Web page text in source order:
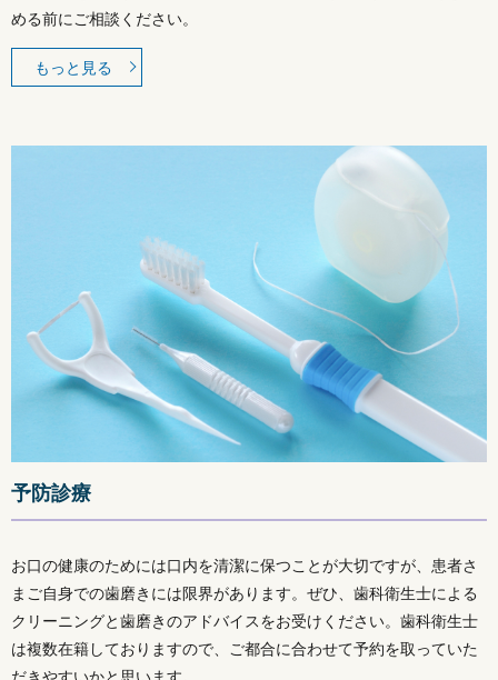
める前にご相談ください。
もっと見る
予防診療
お口の健康のためには口内を清潔に保つことが大切ですが、患者さ
まご自身での歯磨きには限界があります。ぜひ、歯科衛生士による
クリーニングと歯磨きのアドバイスをお受けください。歯科衛生士
は複数在籍しておりますので、ご都合に合わせて予約を取っていた
だきやすいかと思います。